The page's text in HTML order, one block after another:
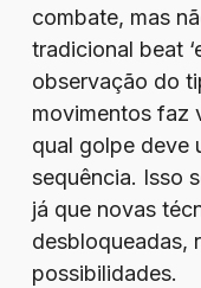
combate, mas
tradicional beat
observação do
movimentos faz
qual golpe deve
sequência. Isso
já que novas
desbloqueadas,
possibilidades.